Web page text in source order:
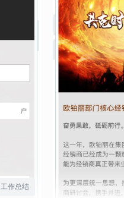
作总结